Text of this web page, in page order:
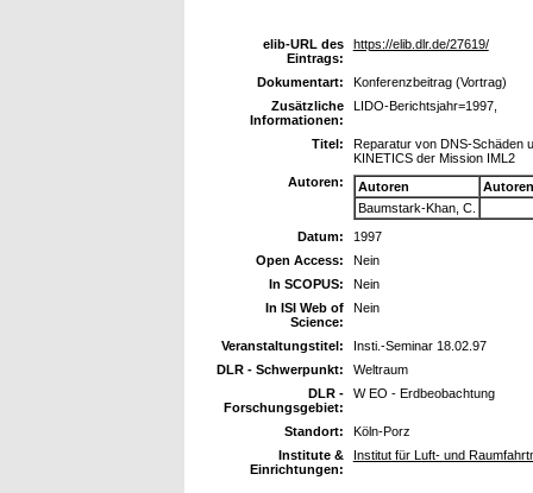
elib-URL des
Eintrags:
https://elib.dlr.de/27619/
Dokumentart:
Konferenzbeitrag (Vortrag)
Zusätzliche
Informationen:
LIDO-Berichtsjahr=1997,
Titel:
Reparatur von DNS-Schäden
KINETICS der Mission IML2
Autoren:
Autoren
Baumstark-Khan, C.
Datum:
1997
Open Access:
Nein
In SCOPUS:
Nein
In ISI Web of
Science:
Nein
Veranstaltungstitel:
Insti.-Seminar 18.02.97
DLR - Schwerpunkt:
Weltraum
DLR -
Forschungsgebiet:
W EO - Erdbeobachtung
Standort:
Köln-Porz
Institute &
Einrichtungen:
Institut für Luft- und